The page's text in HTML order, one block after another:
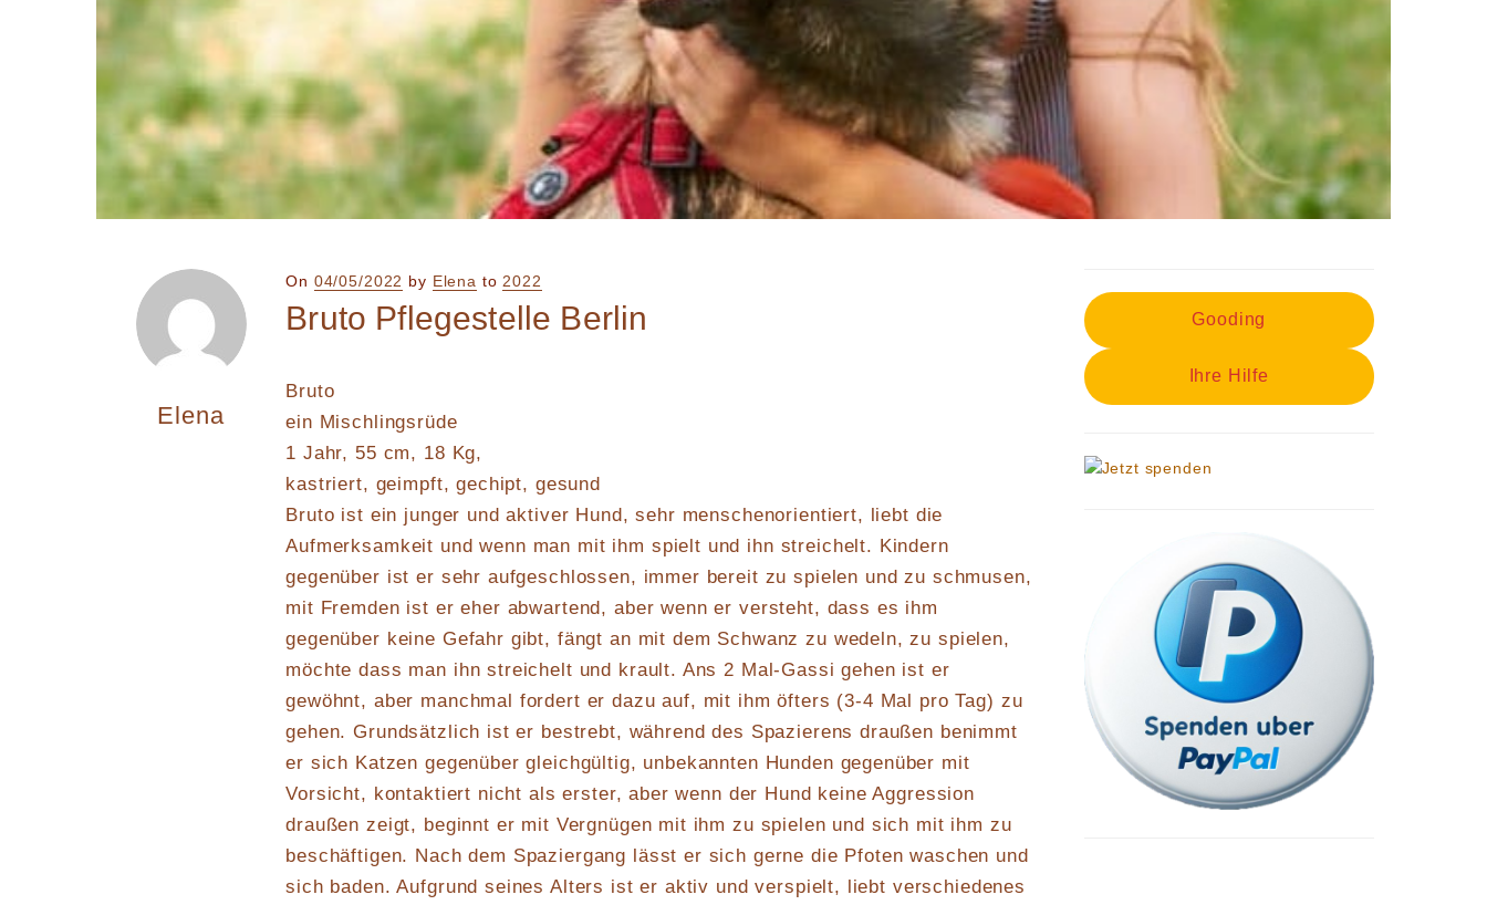
Elena
On Posted
04/05/2022 by Elena to 2022
Bruto Pflegestelle Berlin
Bruto
ein Mischlingsrüde
1 Jahr, 55 cm, 18 Kg,
kastriert, geimpft, gechipt, gesund
Bruto ist ein junger und aktiver Hund, sehr menschenorientiert, liebt die
Aufmerksamkeit und wenn man mit ihm spielt und ihn streichelt. Kindern
gegenüber ist er sehr aufgeschlossen, immer bereit zu spielen und zu schmusen,
mit Fremden ist er eher abwartend, aber wenn er versteht, dass es ihm
gegenüber keine Gefahr gibt, fängt an mit dem Schwanz zu wedeln, zu spielen,
möchte dass man ihn streichelt und krault. Ans 2 Mal-Gassi gehen ist er
gewöhnt, aber manchmal fordert er dazu auf, mit ihm öfters (3-4 Mal pro Tag) zu
gehen. Grundsätzlich ist er bestrebt, während des Spazierens draußen benimmt
er sich Katzen gegenüber gleichgültig, unbekannten Hunden gegenüber mit
Vorsicht, kontaktiert nicht als erster, aber wenn der Hund keine Aggression
draußen zeigt, beginnt er mit Vergnügen mit ihm zu spielen und sich mit ihm zu
beschäftigen. Nach dem Spaziergang lässt er sich gerne die Pfoten waschen und
sich baden. Aufgrund seines Alters ist er aktiv und verspielt, liebt verschiedenes
Gooding
Ihre Hilfe